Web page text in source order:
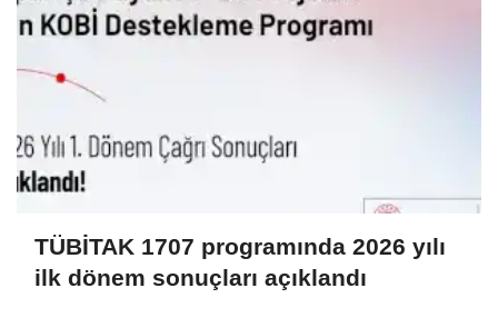
TÜBİTAK 1707 programında 2026 yılı
ilk dönem sonuçları açıklandı